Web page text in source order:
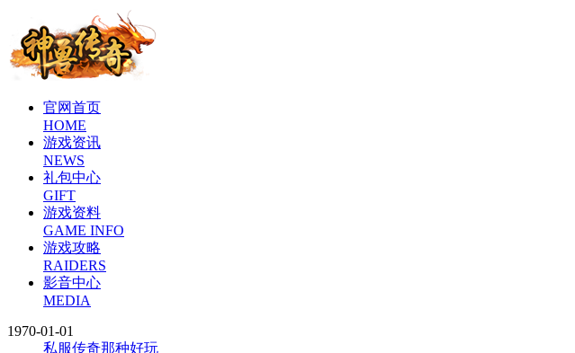
官网首页
HOME
游戏资讯
NEWS
礼包中心
GIFT
游戏资料
GAME INFO
游戏攻略
RAIDERS
影音中心
MEDIA
1970-01-01
私服传奇那种好玩